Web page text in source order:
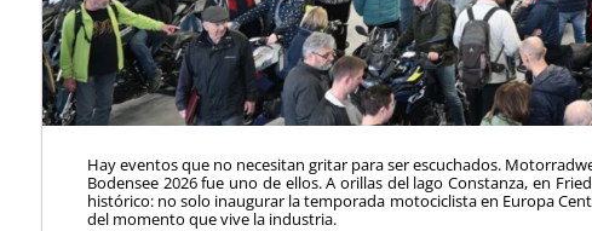
Hay eventos que no necesitan gritar para ser escuchados.
Bodensee 2026 fue uno de ellos. A orillas del lago Constanza, en
histórico: no solo inaugurar la temporada motociclista en Europa
del momento que vive la industria.